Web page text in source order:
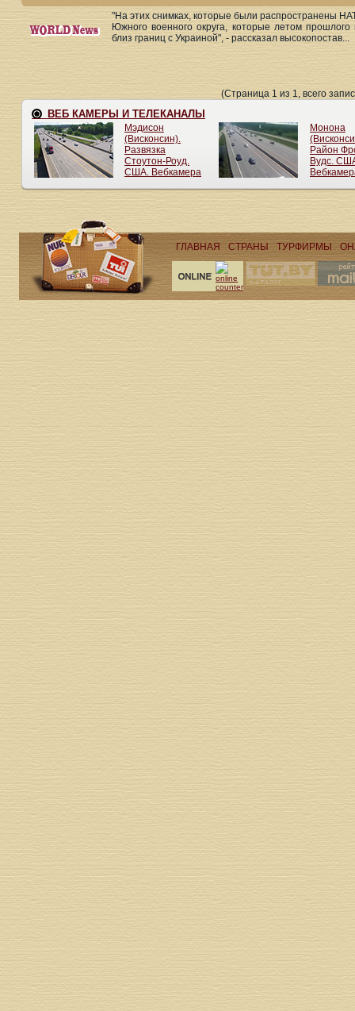
"На этих снимках, которые были распространены
Южного военного округа, которые летом
близ границ с Украиной", - рассказал высокопостав...
(Страница 1 из 1, всего
ГЛАВНАЯ СТРАНЫ ТУРФИРМЫ